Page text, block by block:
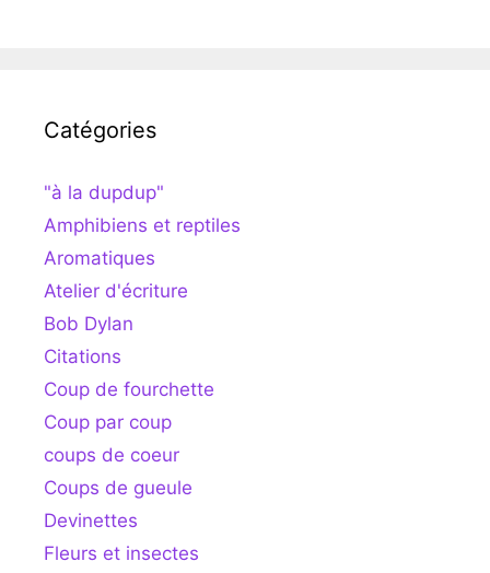
Catégories
"à la dupdup"
Amphibiens et reptiles
Aromatiques
Atelier d'écriture
Bob Dylan
Citations
Coup de fourchette
Coup par coup
coups de coeur
Coups de gueule
Devinettes
Fleurs et insectes